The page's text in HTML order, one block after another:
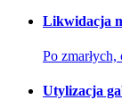
Likwidacja
Po
Utylizacja